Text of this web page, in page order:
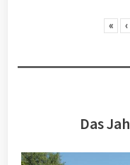
« ‹
Das